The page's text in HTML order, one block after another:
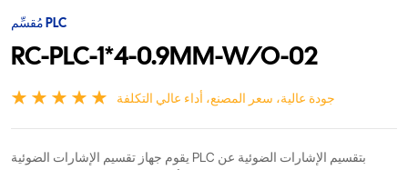
مُقسِّم PLC
RC-PLC-1*4-0.9MM-W/O-02
جودة عالية، سعر المصنع، أداء عالي التكلفة
يقوم جهاز تقسيم الإشارات الضوئية PLC بتقسيم الإشارات الضوئية عن